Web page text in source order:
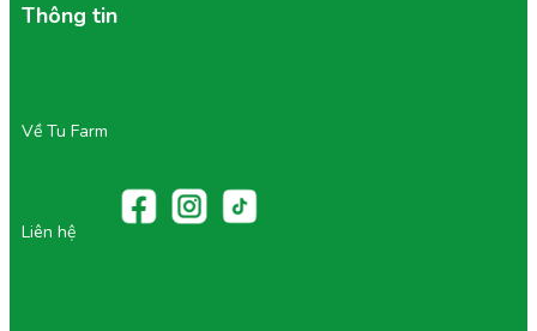
Thông tin
Về Tu Farm
Liên hệ